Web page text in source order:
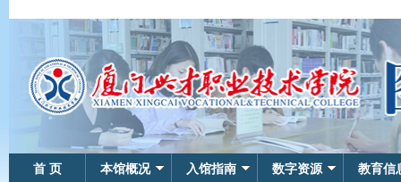
首 页 本馆概况 入馆指南 数字资源 教育信